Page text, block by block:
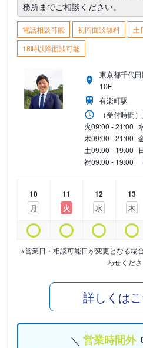
務所までご相談ください。
電話相談可能 初回面談無料
土
18時以降面談可能
東京都千代
10F
有楽町駅
（受付時間）
火09:00 - 21:00
木09:00 - 21:00
土09:00 - 19:00
祝09:00 - 19:00
10
月
11
火
12
水
13
木
※営業日・相談可能日が変更となる場
わせくださ
詳しくは
営業時間外